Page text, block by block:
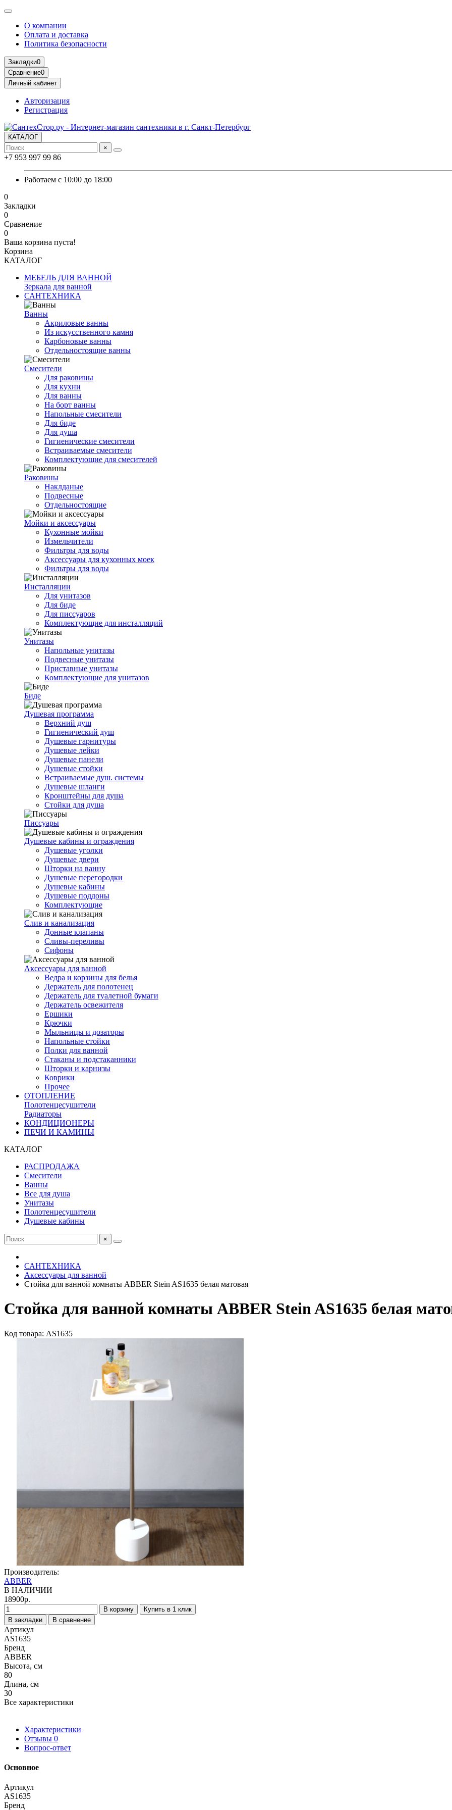
О компании
Оплата и доставка
Политика безопасности
Закладки0
Сравнение0
Личный кабинет
Авторизация
Регистрация
КАТАЛОГ
×
+7 953 997 99 86
Работаем с 10:00 до 18:00
0
Закладки
0
Сравнение
0
Ваша корзина пуста!
Корзина
КАТАЛОГ
МЕБЕЛЬ ДЛЯ ВАННОЙ
Зеркала для ванной
САНТЕХНИКА
Ванны
Акриловые ванны
Из искусственного камня
Карбоновые ванны
Отдельностоящие ванны
Смесители
Для раковины
Для кухни
Для ванны
На борт ванны
Напольные смесители
Для биде
Для душа
Гигиенические смесители
Встраиваемые смесители
Комплектующие для смесителей
Раковины
Наклданые
Подвесные
Отдельностоящие
Мойки и аксессуары
Кухонные мойки
Измельчители
Фильтры для воды
Аксессуары для кухонных моек
Фильтры для воды
Инсталляции
Для унитазов
Для биде
Для писсуаров
Комплектующие для инсталляций
Унитазы
Напольные унитазы
Подвесные унитазы
Приставные унитазы
Комплектующие для унитазов
Биде
Душевая программа
Верхний душ
Гигиенический душ
Душевые гарнитуры
Душевые лейки
Душевые панели
Душевые стойки
Встраиваемые душ. системы
Душевые шланги
Кронштейны для душа
Стойки для душа
Писсуары
Душевые кабины и ограждения
Душевые уголки
Душевые двери
Шторки на ванну
Душевые перегородки
Душевые кабины
Душевые поддоны
Комплектующие
Слив и канализация
Донные клапаны
Сливы-переливы
Сифоны
Аксессуары для ванной
Ведра и корзины для белья
Держатель для полотенец
Держатель для туалетной бумаги
Держатель освежителя
Ершики
Крючки
Мыльницы и дозаторы
Напольные стойки
Полки для ванной
Стаканы и подстаканники
Шторки и карнизы
Коврики
Прочее
ОТОПЛЕНИЕ
Полотенцесушители
Радиаторы
КОНДИЦИОНЕРЫ
ПЕЧИ И КАМИНЫ
КАТАЛОГ
РАСПРОДАЖА
Смесители
Ванны
Все для душа
Унитазы
Полотенцесушители
Душевые кабины
×
САНТЕХНИКА
Аксессуары для ванной
Стойка для ванной комнаты ABBER Stein AS1635 белая матовая
Стойка для ванной комнаты ABBER Stein AS1635 белая
Код товара: AS1635
Производитель:
ABBER
В НАЛИЧИИ
18900р.
В корзину
Купить в 1 клик
В закладки
В сравнение
Артикул
AS1635
Бренд
ABBER
Высота, см
80
Длина, см
30
Все характеристики
Характеристики
Отзывы 0
Вопрос-ответ
Основное
Артикул
AS1635
Бренд